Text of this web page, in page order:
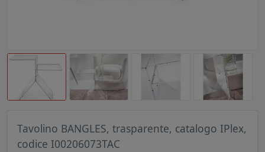
Tavolino BANGLES, trasparente, catalogo IPlex,
codice I00206073TAC